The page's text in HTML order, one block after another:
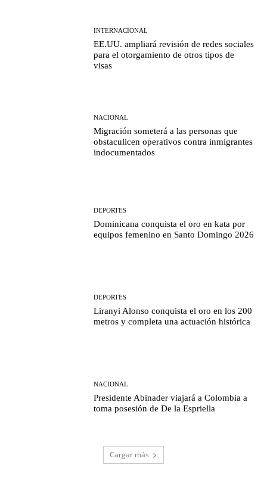
INTERNACIONAL
EE.UU. ampliará revisión de redes sociales
para el otorgamiento de otros tipos de
visas
NACIONAL
Migración someterá a las personas que
obstaculicen operativos contra inmigrantes
indocumentados
DEPORTES
Dominicana conquista el oro en kata por
equipos femenino en Santo Domingo 2026
DEPORTES
Liranyi Alonso conquista el oro en los 200
metros y completa una actuación histórica
NACIONAL
Presidente Abinader viajará a Colombia a
toma posesión de De la Espriella
Cargar más